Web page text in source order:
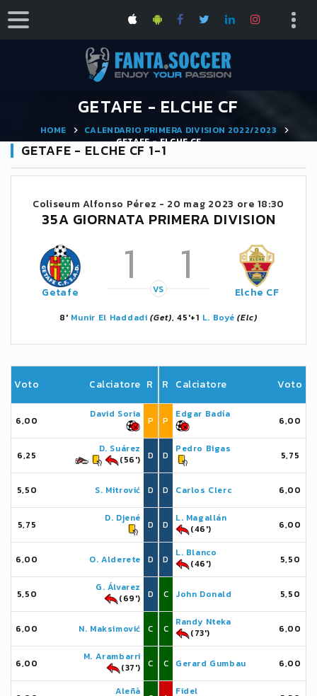
GETAFE - ELCHE CF
HOME
CALENDARIO PRIMERA DIVISION 2022/2023
GETAFE - ELCHE CF
GETAFE - ELCHE CF 1-1
Coliseum Alfonso Pérez - 20 mag 2023 ore 18:30
35A GIORNATA PRIMERA DIVISION
Getafe 1 1
VS Elche CF
8' Munir El Haddadi (Get), 45'+1 L. Boyé (Elc)
Voto Calciatore R
6,00
David Soria
P
6,25
D. Suárez
(56')
D
5,50 S. Mitrović D
5,75
D. Djené
D
6,00 O. Alderete D
5,50
G. Álvarez
(69')
D
6,00 N. Maksimović C
6,00
M. Arambarri
(37')
C
Aleñà
R Calciatore Voto
P
Edgar Badía
6,00
D
Pedro Bigas
5,75
D Carlos Clerc 6,00
D
L. Magallán
(46')
6,00
D
L. Blanco
(46')
5,50
C John Donald 5,50
C
Randy Nteka
(73')
6,00
C Gerard Gumbau 6,00
Fidel